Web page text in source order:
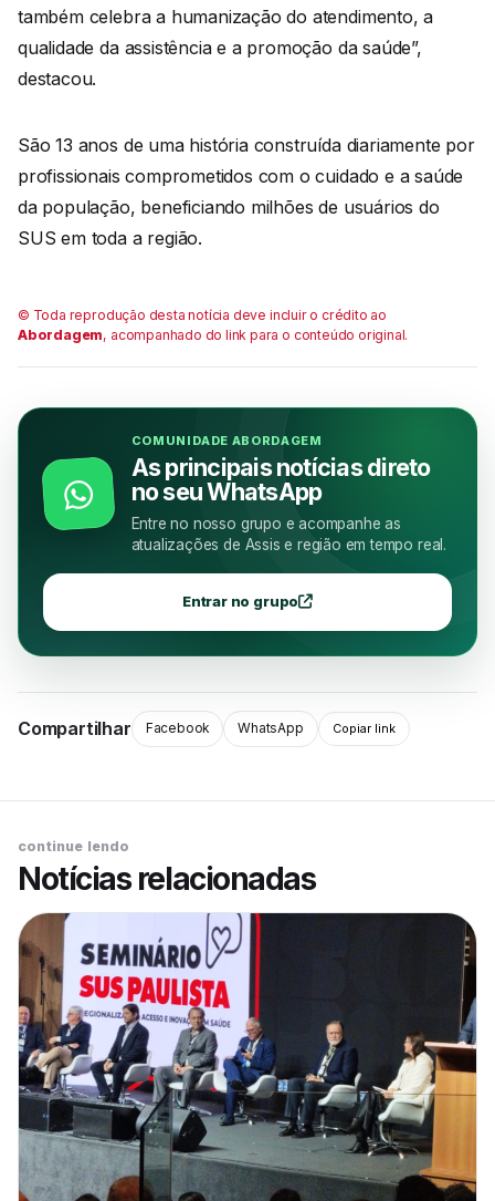
também celebra a humanização do atendimento, a
qualidade da assistência e a promoção da saúde”,
destacou.
São 13 anos de uma história construída diariamente por
profissionais comprometidos com o cuidado e a saúde
da população, beneficiando milhões de usuários do
SUS em toda a região.
© Toda reprodução desta notícia deve incluir o crédito ao
Abordagem, acompanhado do link para o conteúdo original.
COMUNIDADE ABORDAGEM
As principais notícias direto
no seu WhatsApp
Entre no nosso grupo e acompanhe as
atualizações de Assis e região em tempo real.
Entrar no grupo
Compartilhar Facebook WhatsApp Copiar link
continue lendo
Notícias relacionadas